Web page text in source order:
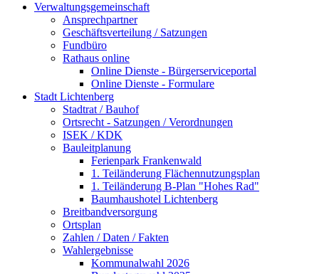
Verwaltungsgemeinschaft
Ansprechpartner
Geschäftsverteilung / Satzungen
Fundbüro
Rathaus online
Online Dienste - Bürgerserviceportal
Online Dienste - Formulare
Stadt Lichtenberg
Stadtrat / Bauhof
Ortsrecht - Satzungen / Verordnungen
ISEK / KDK
Bauleitplanung
Ferienpark Frankenwald
1. Teiländerung Flächennutzungsplan
1. Teiländerung B-Plan "Hohes Rad"
Baumhaushotel Lichtenberg
Breitbandversorgung
Ortsplan
Zahlen / Daten / Fakten
Wahlergebnisse
Kommunalwahl 2026